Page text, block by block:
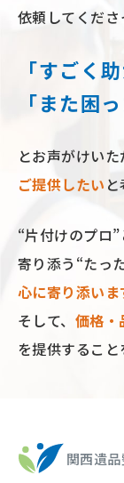
依頼してくださ
「すごく
「また困
とお声がけいた
ご提供したい
“⽚付けのプロ
寄り添う“たっ
⼼に寄り添いま
そして、 価格‧
を提供すること
関西遺